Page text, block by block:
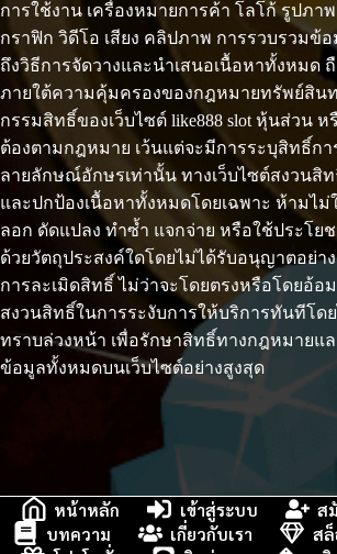
การใช้งาน เครื่องหมายการค้า โลโก้ รูปภา
กราฟิก วิดีโอ เสียง คลิปภาพ การรวบรวมข้
ถึงวิธีการจัดวางและนำเสนอเนื้อหาทั้งหมด
ภายใต้ความคุ้มครองของกฎหมายทรัพย์สิน
กรรมสิทธิ์ของเว็บไซต์ like888 slot หุ้นส่วน
ต้องตามกฎหมาย เว้นแต่จะมีการระบุสิทธิ์กา
ลายลักษณ์อักษรเท่านั้น ทางเว็บไซต์สงวนสิ
และปกป้องเนื้อหาทั้งหมดโดยเฉพาะ ห้ามไ
ลอก ดัดแปลง ทำซ้ำ แจกจ่าย หรือใช้ประโย
ด้วยวัตถุประสงค์ใดโดยไม่ได้รับอนุญาตอย่า
การละเมิดสิทธิ์ ไม่ว่าจะโดยตรงหรือโดยอ้อ
สงวนสิทธิ์ในการระงับการให้บริการทันทีโด
ทราบล่วงหน้า เพื่อรักษาสิทธิ์ทางกฎหมายแ
ข้อมูลทั้งหมดบนเว็บไซต์อย่างสูงสุด
หน้าหลัก เข้าสู่ระบบ
ส
บทความ
เกี่ยวกับเรา
ส